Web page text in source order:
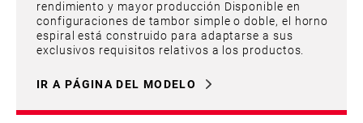
rendimiento y mayor producción Disponible en
configuraciones de tambor simple o doble, el horno
espiral está construido para adaptarse a sus
exclusivos requisitos relativos a los productos.
IR A PÁGINA DEL MODELO